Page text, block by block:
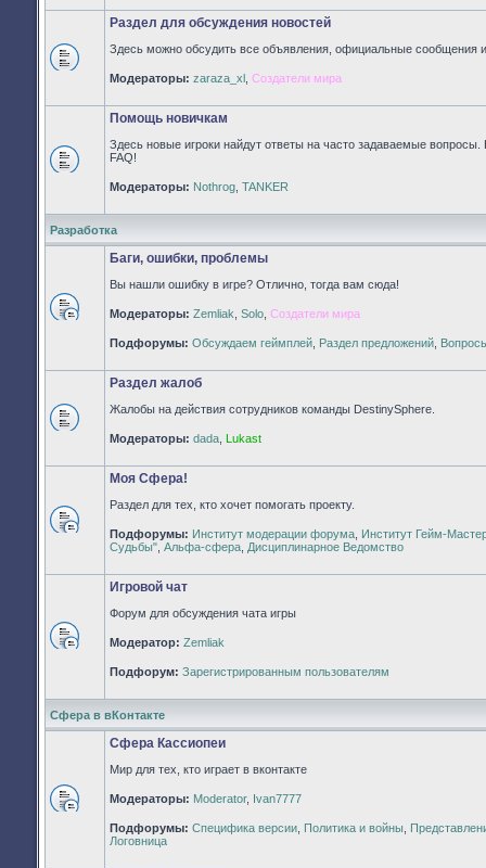
Нет
непрочитанных
Раздел для обсуждения новостей
Здесь можно обсудить все объявления, официальные сообщения и
Модераторы: zaraza_xl Создатели мира
непрочитанных
Помощь новичкам
Здесь новые игроки найдут ответы на часто задаваемые вопросы.
FAQ!
Модераторы: Nothrog TANKER
Разработка
непрочитанных
сообщений
Баги, ошибки, проблемы
Вы нашли ошибку в игре? Отлично, тогда вам сюда!
Модераторы: Zemliak Solo Создатели мира
Подфорумы: Обсуждаем геймплей Раздел предложений
Нет
непрочитанных
Раздел жалоб
Жалобы на действия сотрудников команды DestinySphere.
Модераторы: dada Lukast
Нет
непрочитанных
Моя Сфера!
Раздел для тех, кто хочет помогать проекту.
Подфорумы: Институт модерации форума Институт Гейм-
Судьбы" Альфа-сфера Дисциплинарное Ведомство
непрочитанных
сообщений
Игровой чат
Форум для обсуждения чата игры
Модератор: Zemliak
Подфорум: Зарегистрированным пользователям
Сфера в вКонтакте
непрочитанных
сообщений
Сфера Кассиопеи
Мир для тех, кто играет в вконтакте
Модераторы: Moderator, Ivan7777
Подфорумы: Специфика версии Политика и войны
Логовница